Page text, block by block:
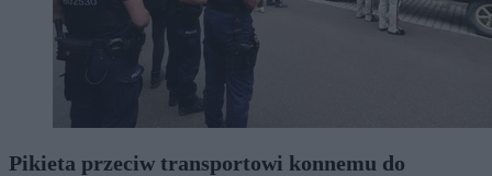
Pikieta przeciw transportowi konnemu do